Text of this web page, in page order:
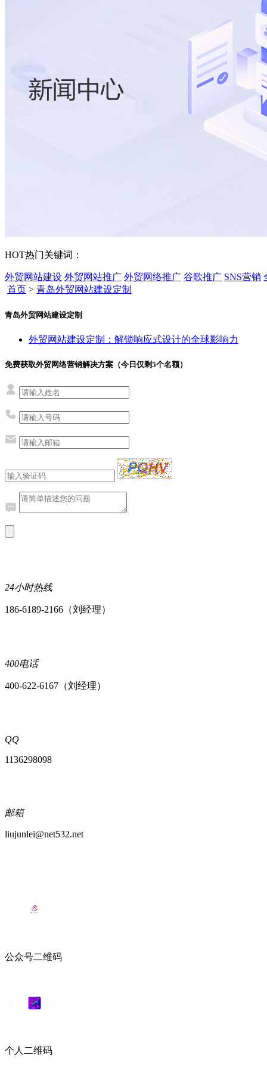
HOT热门关键词：
外贸网站建设 外贸网站推广 外贸网络推广 谷歌推广 SNS营销
首页 > 青岛外贸网站建设定制
青岛外贸网站建设定制
外贸网站建设定制：解锁响应式设计的全球影响力
免费获取外贸网络营销解决方案（今日仅剩5个名额）
24小时热线
186-6189-2166（刘经理）
400电话
400-622-6167（刘经理）
QQ
1136298098
邮箱
liujunlei@net532.net
公众号二维码
个人二维码